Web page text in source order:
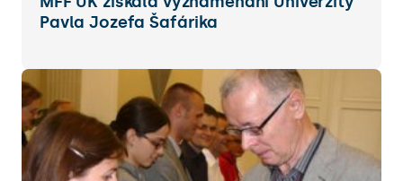
Pavla Jozefa Šafárika